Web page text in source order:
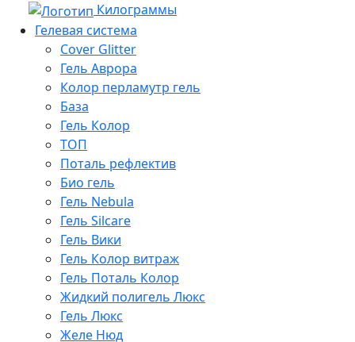
Килограммы
Гелевая система
Cover Glitter
Гель Аврора
Колор перламутр гель
База
Гель Колор
ТОП
Поталь рефлектив
Био гель
Гель Nebula
Гель Silcare
Гель Вики
Гель Колор витраж
Гель Поталь Колор
Жидкий полигель Люкс
Гель Люкс
Желе Нюд